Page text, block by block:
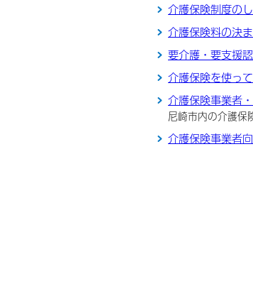
介護保険制度の
介護保険料の決
要介護・要支援
介護保険を使っ
介護保険事業者
尼崎市内の介護保
介護保険事業者